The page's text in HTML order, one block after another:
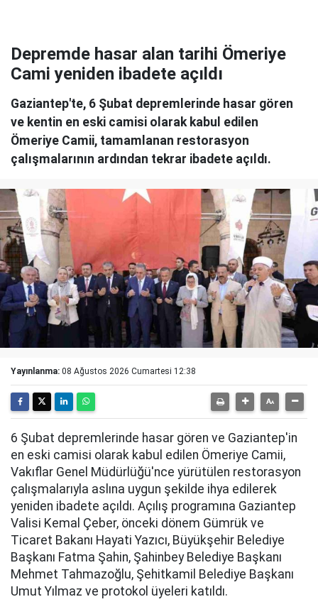
Depremde hasar alan tarihi Ömeriye
Cami yeniden ibadete açıldı
Gaziantep'te, 6 Şubat depremlerinde hasar gören
ve kentin en eski camisi olarak kabul edilen
Ömeriye Camii, tamamlanan restorasyon
çalışmalarının ardından tekrar ibadete açıldı.
Yayınlanma: 08 Ağustos 2026 Cumartesi 12:38
6 Şubat depremlerinde hasar gören ve Gaziantep'in
en eski camisi olarak kabul edilen Ömeriye Camii,
Vakıflar Genel Müdürlüğü'nce yürütülen restorasyon
çalışmalarıyla aslına uygun şekilde ihya edilerek
yeniden ibadete açıldı. Açılış programına Gaziantep
Valisi Kemal Çeber, önceki dönem Gümrük ve
Ticaret Bakanı Hayati Yazıcı, Büyükşehir Belediye
Başkanı Fatma Şahin, Şahinbey Belediye Başkanı
Mehmet Tahmazoğlu, Şehitkamil Belediye Başkanı
Umut Yılmaz ve protokol üyeleri katıldı.